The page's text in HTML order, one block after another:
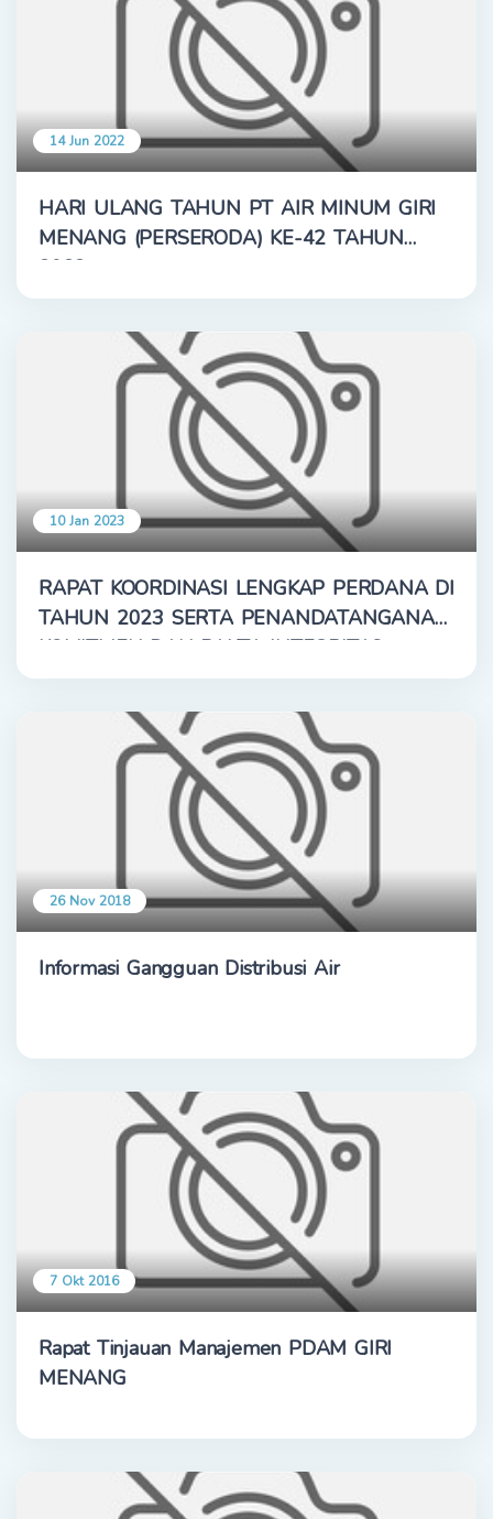
14 Jun 2022
HARI ULANG TAHUN PT AIR MINUM GIRI
MENANG (PERSERODA) KE-42 TAHUN
2022
10 Jan 2023
RAPAT KOORDINASI LENGKAP PERDANA DI
TAHUN 2023 SERTA PENANDATANGANAN
KOMITMEN DAN PAKTA INTEGRITAS
26 Nov 2018
Informasi Gangguan Distribusi Air
7 Okt 2016
Rapat Tinjauan Manajemen PDAM GIRI
MENANG